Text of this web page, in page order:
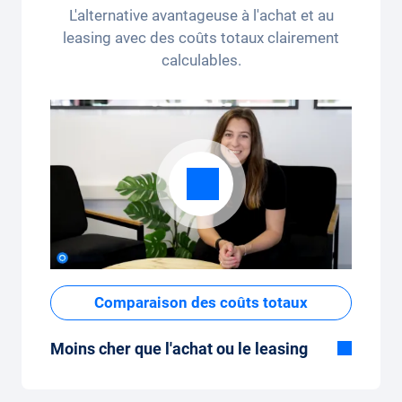
forfait kilométrique peut être ajusté
confortablement sur l'application.
L'alternative avantageuse à l'achat et au
leasing avec des coûts totaux clairement
calculables.
Comparaison des coûts totaux
Moins cher que l'achat ou le leasing